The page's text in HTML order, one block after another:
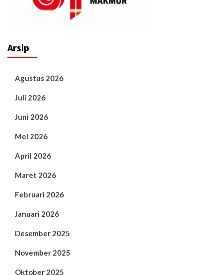
Arsip
Agustus 2026
Juli 2026
Juni 2026
Mei 2026
April 2026
Maret 2026
Februari 2026
Januari 2026
Desember 2025
November 2025
Oktober 2025